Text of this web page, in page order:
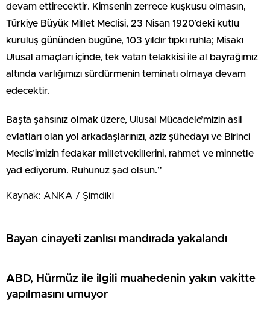
devam ettirecektir. Kimsenin zerrece kuşkusu olmasın,
Türkiye Büyük Millet Meclisi, 23 Nisan 1920’deki kutlu
kuruluş gününden bugüne, 103 yıldır tıpkı ruhla; Misakı
Ulusal amaçları içinde, tek vatan telakkisi ile al bayrağımız
altında varlığımızı sürdürmenin teminatı olmaya devam
edecektir.
Başta şahsınız olmak üzere, Ulusal Mücadele’mizin asil
evlatları olan yol arkadaşlarınızı, aziz şühedayı ve Birinci
Meclis’imizin fedakar milletvekillerini, rahmet ve minnetle
yad ediyorum. Ruhunuz şad olsun.”
Kaynak: ANKA / Şimdiki
Bayan cinayeti zanlısı mandırada yakalandı
ABD, Hürmüz ile ilgili muahedenin yakın vakitte
yapılmasını umuyor